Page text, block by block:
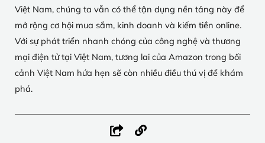
Việt Nam, chúng ta vẫn có thể tận dụng nền tảng này để
mở rộng cơ hội mua sắm, kinh doanh và kiếm tiền online.
Với sự phát triển nhanh chóng của công nghệ và thương
mại điện tử tại Việt Nam, tương lai của Amazon trong bối
cảnh Việt Nam hứa hẹn sẽ còn nhiều điều thú vị để khám
phá.